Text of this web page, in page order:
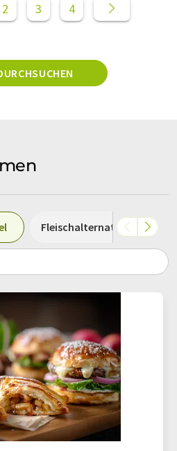
2 3 4
Fleischalternativen